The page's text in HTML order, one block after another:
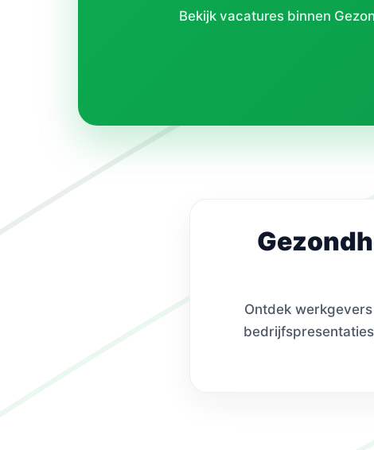
Bekijk vacatures binnen
Ontdek